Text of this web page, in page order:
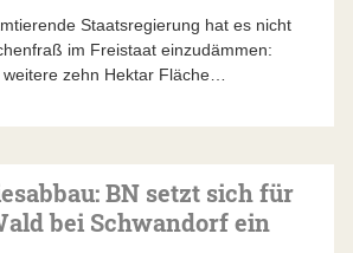
Staatsregierung hat es nicht
im Freistaat einzudämmen:
zehn Hektar Fläche…
BN setzt sich für
bei Schwandorf ein